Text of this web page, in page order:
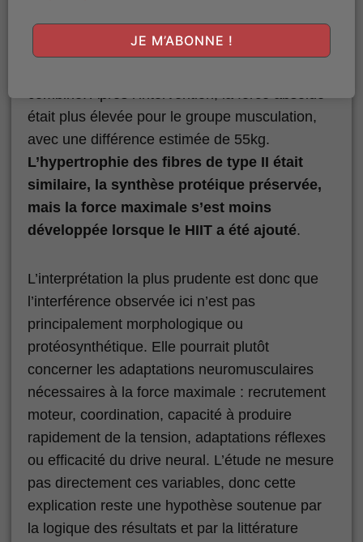
plus forts, mais la progression a été plus
importante avec la musculation seule. Le
groupe musculation a gagné environ +88kg au
combiné. Après l’intervention, la force absolue
était plus élevée pour le groupe musculation,
avec une différence estimée de 55kg.
L’hypertrophie des fibres de type II était
similaire, la synthèse protéique préservée,
mais la force maximale s’est moins
développée lorsque le HIIT a été ajouté.
L’interprétation la plus prudente est donc que
l’interférence observée ici n’est pas
principalement morphologique ou
protéosynthétique. Elle pourrait plutôt
concerner les adaptations neuromusculaires
nécessaires à la force maximale : recrutement
moteur, coordination, capacité à produire
rapidement de la tension, adaptations réflexes
ou efficacité du drive neural. L’étude ne mesure
pas directement ces variables, donc cette
explication reste une hypothèse soutenue par
la logique des résultats et par la littérature
JE M’ABONNE !